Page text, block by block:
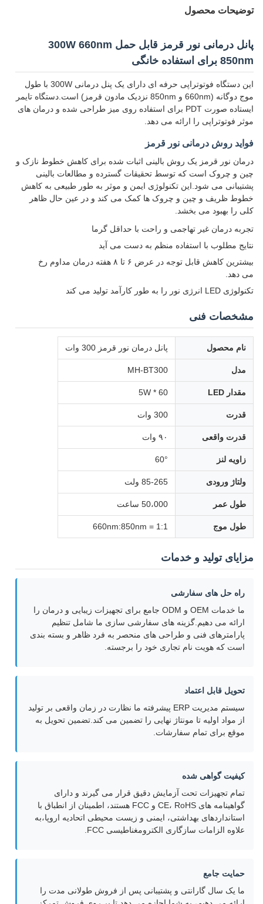
توضیحات محصول
پانل درمانی نور قرمز قابل حمل 300W 660nm
850nm برای استفاده خانگی
این دستگاه فوتوتراپی حرفه ای دارای یک پنل درمانی 300W با طول
موج دوگانه (660nm و 850nm نزدیک مادون قرمز) است.دستگاه تایمر
ایستاده صورت PDT برای استفاده روی میز طراحی شده و درمان های
موثر فوتوتراپی را ارائه می دهد.
فواید روش درمانی نور قرمز
درمان نور قرمز یک روش بالینی اثبات شده برای کاهش خطوط نازک و
چین و چروک است که توسط تحقیقات گسترده و مطالعات بالینی
پشتیبانی می شود.این تکنولوژی ایمن و موثر به طور طبیعی به کاهش
خطوط ظریف و چین و چروک ها کمک می کند و در عین حال ظاهر
کلی را بهبود می بخشد.
تجربه درمان غیر تهاجمی و راحت با حداقل گرما
نتایج مطلوب با استفاده منظم به دست می آید
بیشترین کاهش قابل توجه در عرض ۶ تا ۸ هفته درمان مداوم رخ
می دهد.
تکنولوژی LED انرژی نور را به طور کارآمد تولید می کند
مشخصات فنی
نام محصول پانل درمان نور قرمز 300 وات
مدل MH-BT300
مقدار LED 60 * 5W
قدرت 300 وات
قدرت واقعی ۹۰ وات
زاویه لنز 60°
ولتاژ ورودی 85-265 ولت
طول عمر 50،000 ساعت
طول موج 660nm:850nm = 1:1
مزایای تولید و خدمات
راه حل های سفارشی
ما خدمات OEM و ODM جامع برای تجهیزات زیبایی و درمان را
ارائه می دهیم.گزینه های سفارشی سازی ما شامل تنظیم
پارامترهای فنی و طراحی های منحصر به فرد ظاهر و بسته بندی
است که هویت نام تجاری خود را برجسته.
تحویل قابل اعتماد
سیستم مدیریت ERP پیشرفته ما نظارت در زمان واقعی بر تولید
از مواد اولیه تا مونتاژ نهایی را تضمین می کند.تضمین تحویل به
موقع برای تمام سفارشات.
کیفیت گواهی شده
تمام تجهیزات تحت آزمایش دقیق قرار می گیرند و دارای
گواهینامه های CE، RoHS و FCC هستند، اطمینان از انطباق با
استانداردهای بهداشتی، ایمنی و زیست محیطی اتحادیه اروپا،به
علاوه الزامات سازگاری الکترومغناطیسی FCC.
حمایت جامع
ما یک سال گارانتی و پشتیبانی پس از فروش طولانی مدت را